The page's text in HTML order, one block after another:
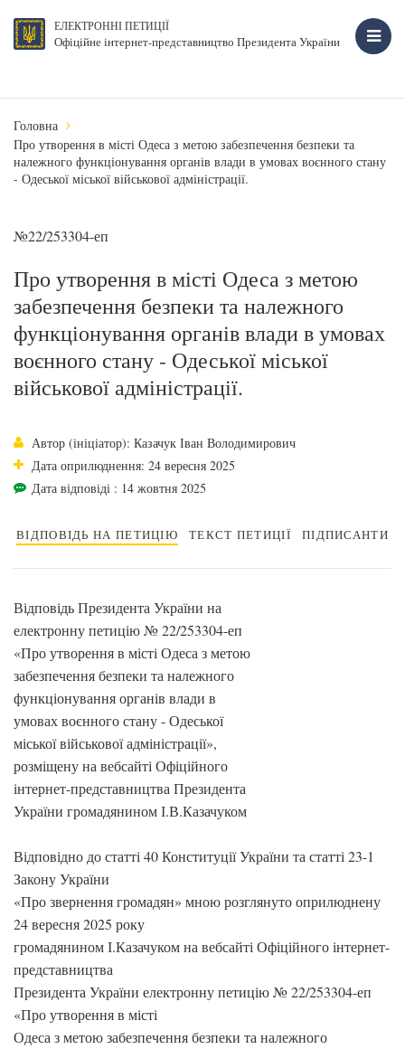
ЕЛЕКТРОННІ ПЕТИЦІЇ
Офіційне інтернет-представництво Президента України
Головна
Про утворення в місті Одеса з метою забезпечення безпеки та
належного функціонування органів влади в умовах воєнного стану
- Одеської міської військової адміністрації.
№22/253304-еп
Про утворення в місті Одеса з метою
забезпечення безпеки та належного
функціонування органів влади в умовах
воєнного стану - Одеської міської
військової адміністрації.
Автор (ініціатор): Казачук Іван Володимирович
Дата оприлюднення: 24 вересня 2025
Дата відповіді : 14 жовтня 2025
ВІДПОВІДЬ НА ПЕТИЦІЮ ТЕКСТ ПЕТИЦІЇ ПІДПИСАНТИ
Відповідь Президента України на
електронну петицію № 22/253304-еп
«Про утворення в місті Одеса з метою
забезпечення безпеки та належного
функціонування органів влади в
умовах воєнного стану - Одеської
міської військової адміністрації»,
розміщену на вебсайті Офіційного
інтернет-представництва Президента
України громадянином І.В.Казачуком
Відповідно до статті 40 Конституції України та статті 23-1
Закону України
«Про звернення громадян» мною розглянуто оприлюднену
24 вересня 2025 року
громадянином І.Казачуком на вебсайті Офіційного інтернет-
представництва
Президента України електронну петицію № 22/253304-еп
«Про утворення в місті
Одеса з метою забезпечення безпеки та належного